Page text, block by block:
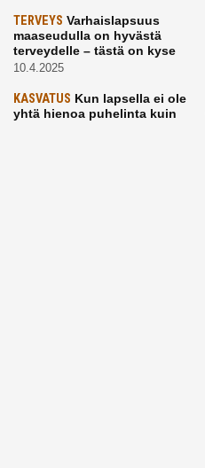
TERVEYS Varhaislapsuus
maaseudulla on hyvästä
terveydelle – tästä on kyse
10.4.2025
KASVATUS Kun lapsella ei ole
yhtä hienoa puhelinta kuin